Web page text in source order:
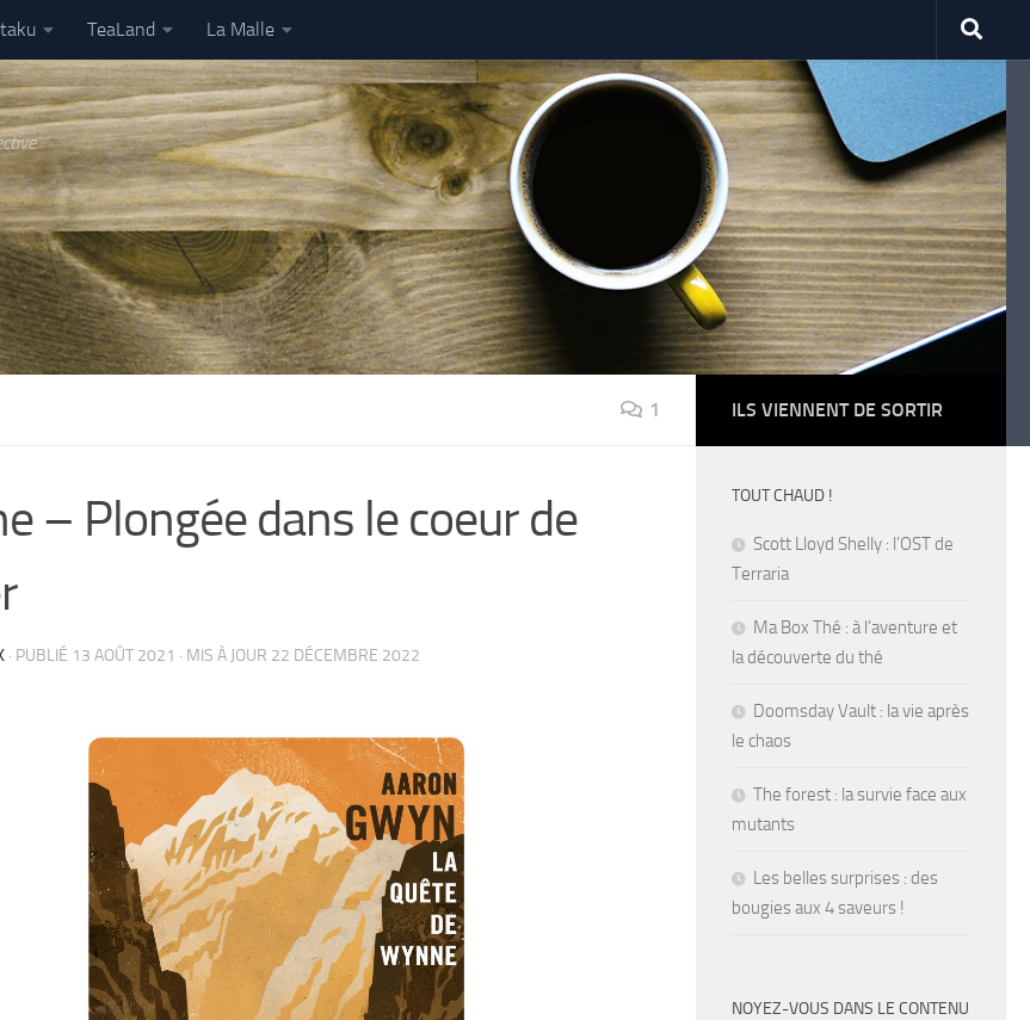
TeaLand La Malle
1
– Plongée dans le coeur de
· PUBLIÉ 13 AOÛT 2021 · MIS À JOUR 22 DÉCEMBRE 2022
ILS VIENNENT DE SORTIR
TOUT CHAUD !
Scott Lloyd Shelly : l’OST de
Terraria
Ma Box Thé : à l’aventure et
la découverte du thé
Doomsday Vault : la vie après
le chaos
The forest : la survie face aux
mutants
Les belles surprises : des
bougies aux 4 saveurs !
NOYEZ-VOUS DANS LE CONTENU